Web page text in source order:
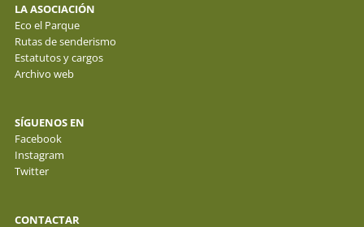
LA ASOCIACIÓN
Eco el Parque
Rutas de senderismo
Estatutos y cargos
Archivo web
SÍGUENOS EN
Facebook
Instagram
Twitter
CONTACTAR